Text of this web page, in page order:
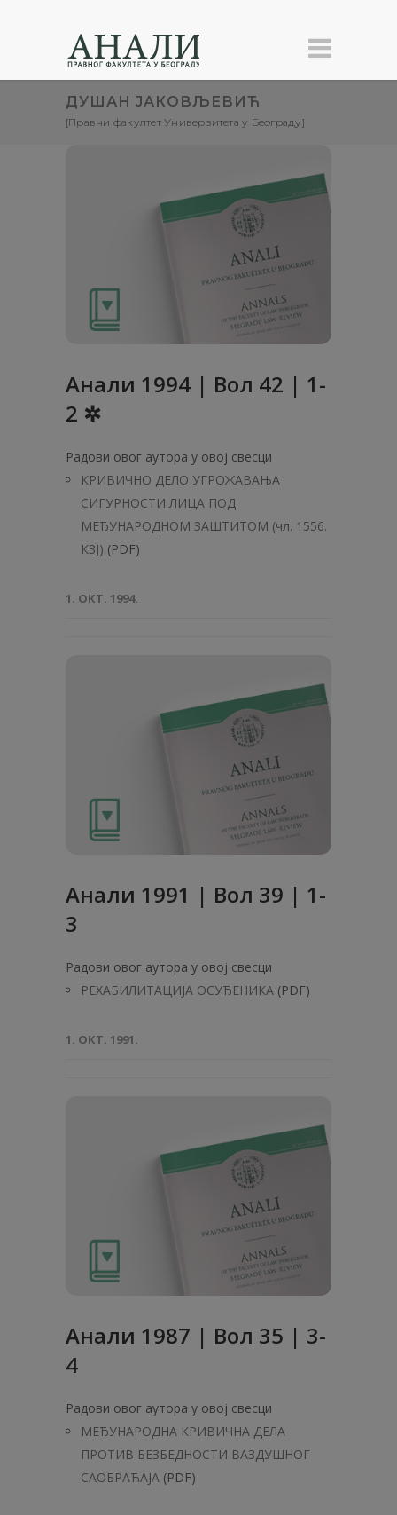
ДУШАН ЈАКОВЉЕВИЋ
[Правни факултет Универзитета у Београду]
Анaли 1994 | Вол 42 | 1-
2 ✲
Радови овог аутора у овој свесци
КРИВИЧНО ДЕЛО УГРОЖАВАЊА
СИГУРНОСТИ ЛИЦА ПОД
МЕЂУНАРОДНОМ ЗАШТИТОМ (чл. 1556.
КЗЈ) (PDF)
1. ОКТ. 1994.
Анaли 1991 | Вол 39 | 1-
3
Радови овог аутора у овој свесци
РЕХАБИЛИТАЦИЈА ОСУЂЕНИКА (PDF)
1. ОКТ. 1991.
Анaли 1987 | Вол 35 | 3-
4
Радови овог аутора у овој свесци
МЕЂУНАРОДНА КРИВИЧНА ДЕЛА
ПРОТИВ БЕЗБЕДНОСТИ ВАЗДУШНОГ
САОБРАЋАЈА (PDF)